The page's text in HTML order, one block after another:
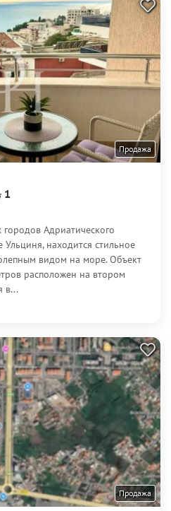
Продажа
1
Адриатического
находится стильное
видом на море. Объект
расположен на втором
в...
Продажа